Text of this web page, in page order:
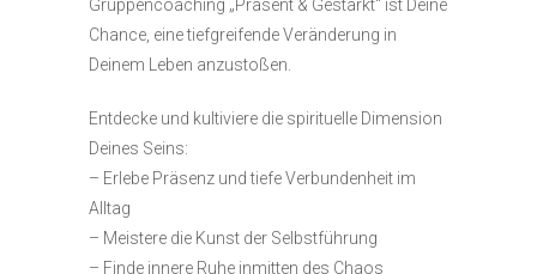
Gruppencoaching „Präsent & Gestärkt“ ist Deine
Chance, eine tiefgreifende Veränderung in
Deinem Leben anzustoßen.
Entdecke und kultiviere die spirituelle Dimension
Deines Seins:
– Erlebe Präsenz und tiefe Verbundenheit im
Alltag
– Meistere die Kunst der Selbstführung
– Finde innere Ruhe inmitten des Chaos